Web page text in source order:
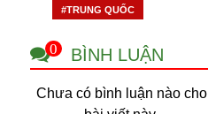
Cuộc sống quanh ta
Quảng cáo
#TRUNG QUỐC
0 BÌNH LUẬN
Chưa có bình luận nào cho